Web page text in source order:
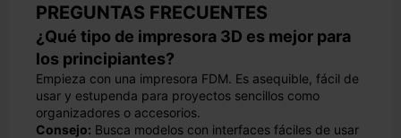
PREGUNTAS FRECUENTES
¿Qué tipo de impresora 3D es mejor para
los principiantes?
Empieza con una impresora FDM. Es asequible, fácil de
usar y estupenda para proyectos sencillos como
organizadores o accesorios.
Consejo: Busca modelos con interfaces fáciles de usar